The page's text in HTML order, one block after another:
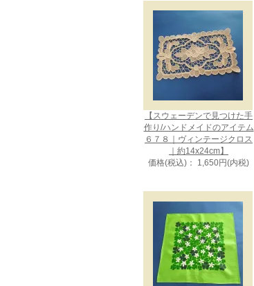
【スウェーデンで見つけた手
作り/ハンドメイドのアイテム
６７８｜ヴィンテージクロス
｜約14x24cm】
価格(税込)： 1,650円(内税)